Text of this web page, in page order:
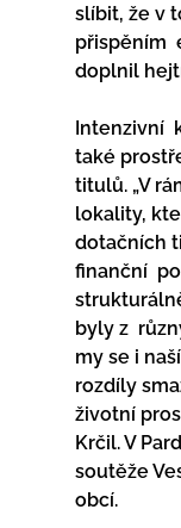
slíbit, že v
přispěním
doplnil
Intenzivní
také
titulů. „V
lokality,
dotačních
finanční
byly z
my se i
rozdíly
životní
Krčil. V
soutěže
obcí.